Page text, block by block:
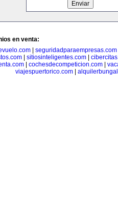
en venta:
seguridadparaempresas.com
| sitiosinteligentes.com|
cochesdecompeticion.com
viajespuertorico.com|